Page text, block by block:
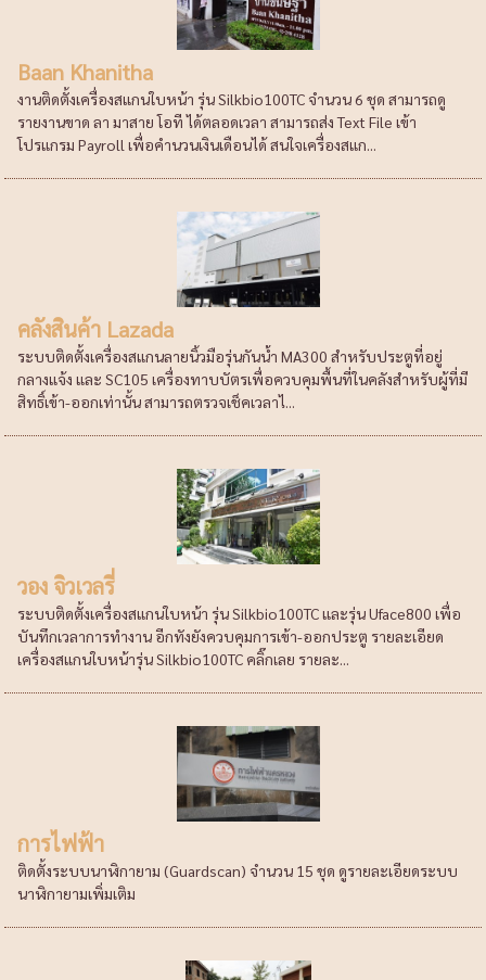
Baan Khanitha
งานติดตั้งเครื่องสแกนใบหน้า รุ่น Silkbio100TC จำนวน 6 ชุด สามารถดู
รายงานขาด ลา มาสาย โอที ได้ตลอดเวลา สามารถส่ง Text File เข้า
โปรแกรม Payroll เพื่อคำนวนเงินเดือนได้ สนใจเครื่องสแก...
คลังสินค้า Lazada
ระบบติดตั้งเครื่องสแกนลายนิ้วมือรุ่นกันน้ำ MA300 สำหรับประตูที่อยู่
กลางแจ้ง และ SC105 เครื่องทาบบัตรเพื่อควบคุมพื้นที่ในคลังสำหรับผู้ที่มี
สิทธิ์เข้า-ออกเท่านั้น สามารถตรวจเช็คเวลาไ...
วอง จิวเวลรี่
ระบบติดตั้งเครื่องสแกนใบหน้า รุ่น Silkbio100TC และรุ่น Uface800 เพื่อ
บันทึกเวลาการทำงาน อีกทังยังควบคุมการเข้า-ออกประตู รายละเอียด
เครื่องสแกนใบหน้ารุ่น Silkbio100TC คลิ๊กเลย รายละ...
การไฟฟ้า
ติดตั้งระบบนาฬิกายาม (Guardscan) จำนวน 15 ชุด ดูรายละเอียดระบบ
นาฬิกายามเพิ่มเติม